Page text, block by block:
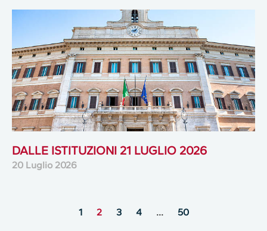
DALLE ISTITUZIONI 21 LUGLIO 2026
20 Luglio 2026
1 2 3 4 … 50